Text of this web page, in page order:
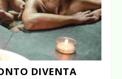
DIVENTA